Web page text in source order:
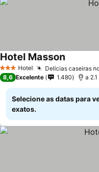
3 EstrelasHotel Delícias caseiras
Hotel MassonVer
8,6 Excelente 1.480 a
Selecione as datas para
exatos.